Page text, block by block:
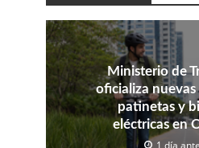
Ministerio de
oficializa nuevas
patinetas y
eléctricas en
1 día